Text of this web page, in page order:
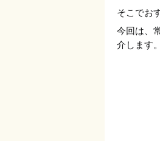
そこでお
今回は、
介します。